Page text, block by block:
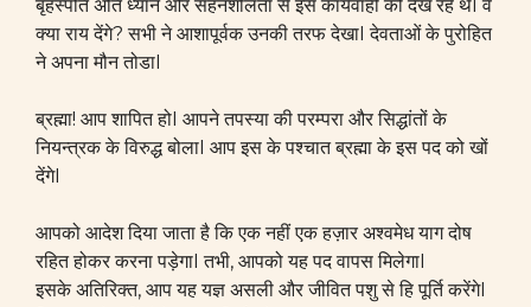
बृहस्पति अति ध्यान और सहनशीलता से इस कार्यवाही को देख रहे थेI वे
क्या राय देंगे? सभी ने आशापूर्वक उनकी तरफ देखाI देवताओं के पुरोहित
ने अपना मौन तोडाI
ब्रह्मा! आप शापित होI आपने तपस्या की परम्परा और सिद्धांतों के
नियन्त्रक के विरुद्ध बोलाI आप इस के पश्चात ब्रह्मा के इस पद को खों
देंगेI
आपको आदेश दिया जाता है कि एक नहीं एक हज़ार अश्वमेध याग दोष
रहित होकर करना पड़ेगाI तभी, आपको यहपदवापस मिलेगाI
इसके अतिरिक्त, आप यह यज्ञ असली और जीवित पशु से हि पूर्ति करेंगेI